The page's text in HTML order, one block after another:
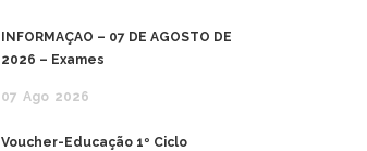
INFORMAÇÃO – 07 DE AGOSTO DE
2026 – Exames
07 Ago 2026
Voucher-Educação 1º Ciclo